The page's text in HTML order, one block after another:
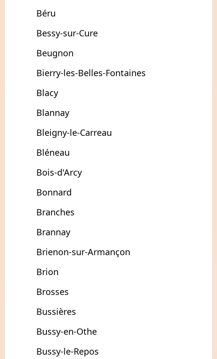
Béru
Bessy-sur-Cure
Beugnon
Bierry-les-Belles-Fontaines
Blacy
Blannay
Bleigny-le-Carreau
Bléneau
Bois-d'Arcy
Bonnard
Branches
Brannay
Brienon-sur-Armançon
Brion
Brosses
Bussières
Bussy-en-Othe
Bussy-le-Repos